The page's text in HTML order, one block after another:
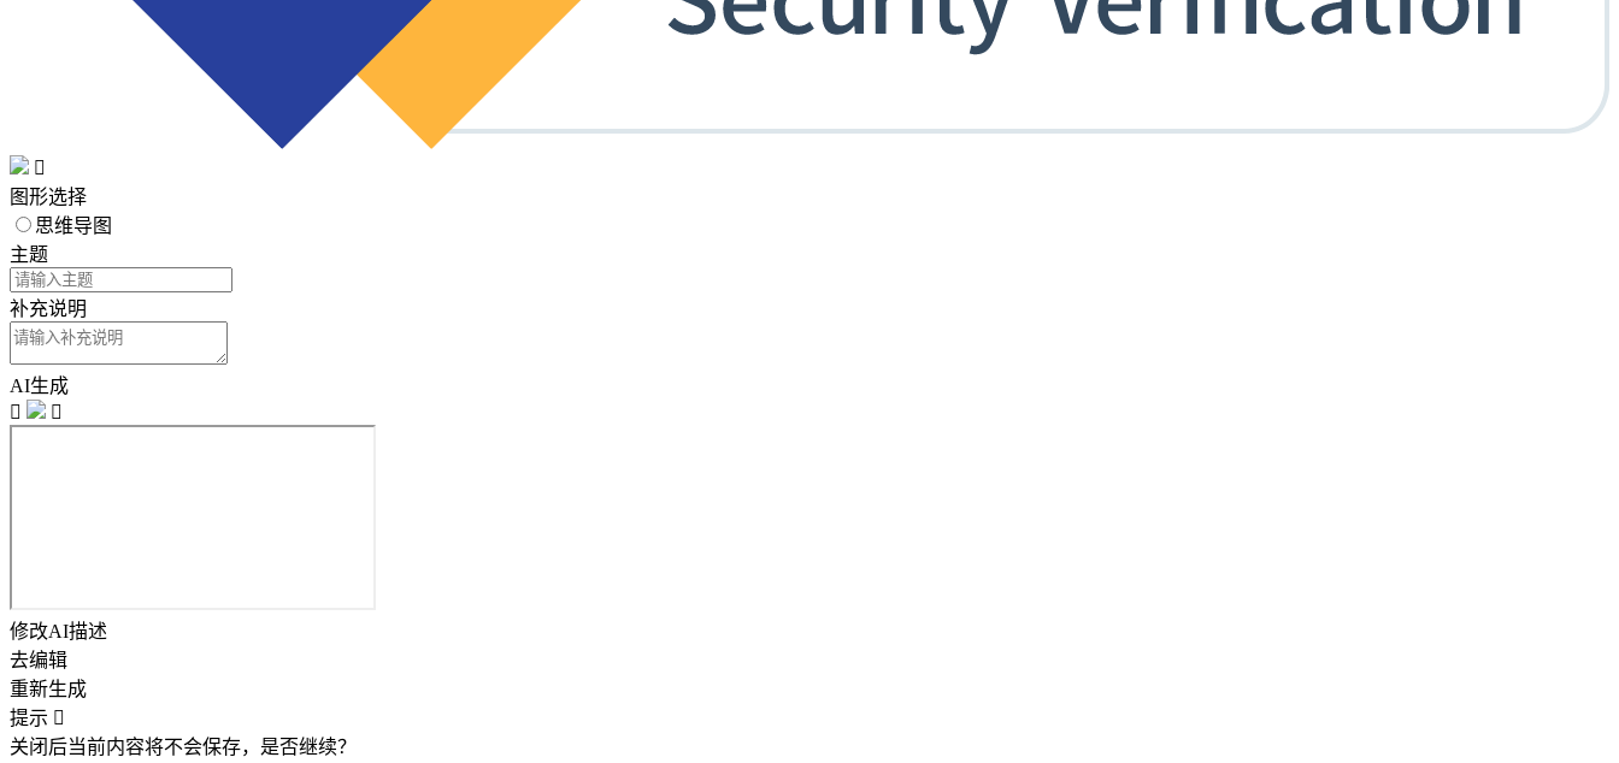

图形选择
思维导图
主题
补充说明
AI生成


修改AI描述
去编辑
重新生成
提示 
关闭后当前内容将不会保存，是否继续？